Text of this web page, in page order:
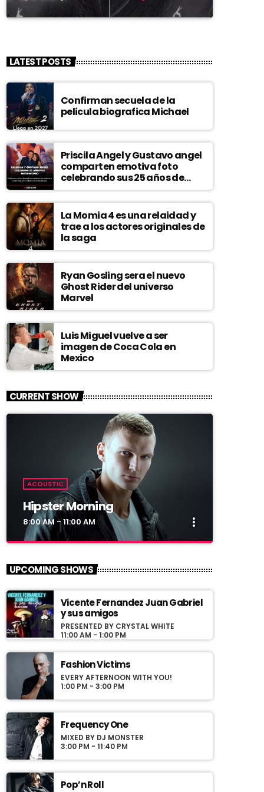
LATEST POSTS
Confirman secuela de la
pelicula biografica Michael
Priscila Angel y Gustavo angel
comparten emotiva foto
celebrando sus 25 años de
matrimonio
La Momia 4 es una relaidad y
trae a los actores originales de
la saga
Ryan Gosling sera el nuevo
Ghost Rider del universo
Marvel
Luis Miguel vuelve a ser
imagen de Coca Cola en
Mexico
CURRENT SHOW
ACOUSTIC
Hipster Morning
8:00 AM - 11:00 AM more_vert
Hipster Morning
For every Show page the timetable is
auomatically generated from the schedule,
and you can set automatic carousels of
choosing a category. Curabitur id lacus felis.
Sed justo mauris, auctor eget tellus nec,
pellentesque varius mauris. Sed eu congue
nulla, et tincidunt justo. Aliquam semper
laoreet sodales.
UPCOMING SHOWS
Vicente Fernandez Juan Gabriel
y sus amigos
PRESENTED BY CRYSTAL WHITE
11:00 AM - 1:00 PM
Fashion Victims
EVERY AFTERNOON WITH YOU!
1:00 PM - 3:00 PM
Frequency One
MIXED BY DJ MONSTER
3:00 PM - 11:40 PM
Pop’n Roll